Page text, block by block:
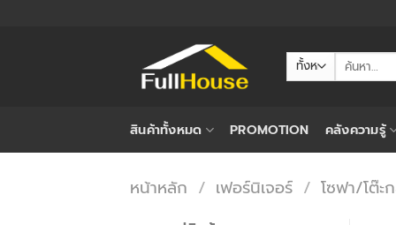
ค้นหา:
สินค้าทั้งหมด PROMOTION คลังความรู้
หน้าหลัก / เฟอร์นิเจอร์ / โซฟา/โต๊ะ